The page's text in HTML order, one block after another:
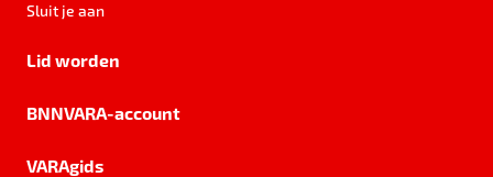
Sluit je aan
Lid worden
BNNVARA-account
VARAgids